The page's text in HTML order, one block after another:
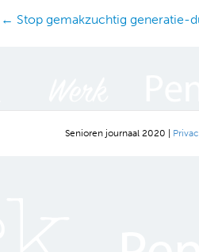
Posts
← Stop gemakzuchtig generatie-
Senioren journaal 2020 |